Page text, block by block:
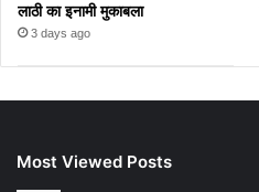
लाठी का इनामी मुकाबला
3 days ago
Most Viewed Posts